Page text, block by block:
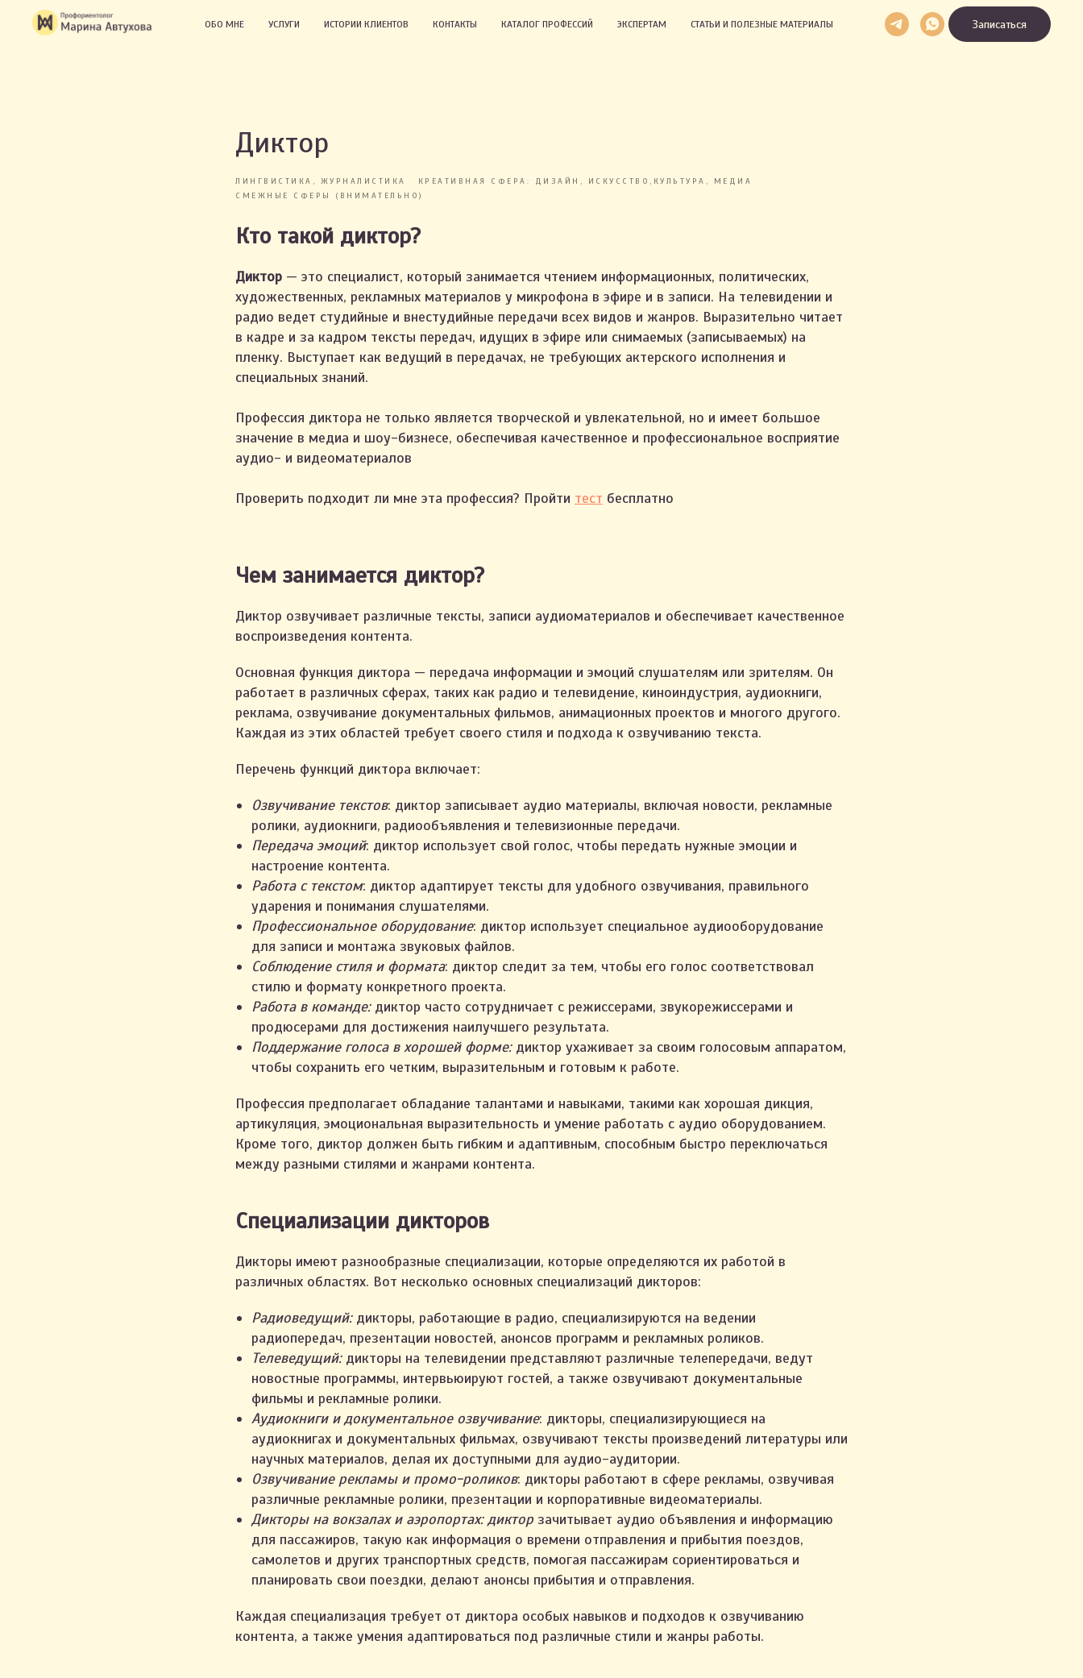
ОБО МНЕ УСЛУГИ ИСТОРИИ КЛИЕНТОВ КОНТАКТЫ КАТАЛОГ ПРОФЕССИЙ ЭКСПЕРТАМ СТАТЬИ И ПОЛЕЗНЫЕ МАТЕРИАЛЫ Записаться
Диктор
ЛИНГВИСТИКА, ЖУРНАЛИСТИКА
КРЕАТИВНАЯ СФЕРА: ДИЗАЙН, ИСКУССТВО,КУЛЬТУРА, МЕДИА
СМЕЖНЫЕ СФЕРЫ (ВНИМАТЕЛЬНО)
Кто такой диктор?
Диктор — это специалист, который занимается чтением информационных, политических,
художественных, рекламных материалов у микрофона в эфире и в записи. На телевидении и
радио ведет студийные и внестудийные передачи всех видов и жанров. Выразительно читает
в кадре и за кадром тексты передач, идущих в эфире или снимаемых (записываемых) на
пленку. Выступает как ведущий в передачах, не требующих актерского исполнения и
специальных знаний.
Профессия диктора не только является творческой и увлекательной, но и имеет большое
значение в медиа и шоу-бизнесе, обеспечивая качественное и профессиональное восприятие
аудио- и видеоматериалов
Проверить подходит ли мне эта профессия? Пройти тест бесплатно
Чем занимается диктор?
Диктор озвучивает различные тексты, записи аудиоматериалов и обеспечивает качественное
воспроизведения контента.
Основная функция диктора — передача информации и эмоций слушателям или зрителям. Он
работает в различных сферах, таких как радио и телевидение, киноиндустрия, аудиокниги,
реклама, озвучивание документальных фильмов, анимационных проектов и многого другого.
Каждая из этих областей требует своего стиля и подхода к озвучиванию текста.
Перечень функций диктора включает:
Озвучивание текстов: диктор записывает аудио материалы, включая новости, рекламные
ролики, аудиокниги, радиообъявления и телевизионные передачи.
Передача эмоций: диктор использует свой голос, чтобы передать нужные эмоции и
настроение контента.
Работа с текстом: диктор адаптирует тексты для удобного озвучивания, правильного
ударения и понимания слушателями.
Профессиональное оборудование: диктор использует специальное аудиооборудование
для записи и монтажа звуковых файлов.
Соблюдение стиля и формата: диктор следит за тем, чтобы его голос соответствовал
стилю и формату конкретного проекта.
Работа в команде: диктор часто сотрудничает с режиссерами, звукорежиссерами и
продюсерами для достижения наилучшего результата.
Поддержание голоса в хорошей форме:диктор ухаживает за своим голосовым аппаратом,
чтобы сохранить его четким, выразительным и готовым к работе.
Профессия предполагает обладание талантами и навыками, такими как хорошая дикция,
артикуляция, эмоциональная выразительность и умение работать с аудио оборудованием.
Кроме того, диктор должен быть гибким и адаптивным, способным быстро переключаться
между разными стилями и жанрами контента.
Специализации дикторов
Дикторы имеют разнообразные специализации, которые определяются их работой в
различных областях. Вот несколько основных специализаций дикторов:
Радиоведущий: дикторы, работающие в радио, специализируются на ведении
радиопередач, презентации новостей, анонсов программ и рекламных роликов.
Телеведущий:дикторы на телевидении представляют различные телепередачи, ведут
новостные программы, интервьюируют гостей, а также озвучивают документальные
фильмы и рекламные ролики.
Аудиокниги и документальное озвучивание: дикторы, специализирующиеся на
аудиокнигах и документальных фильмах, озвучивают тексты произведений литературы или
научных материалов, делая их доступными для аудио-аудитории.
Озвучивание рекламы и промо-роликов: дикторы работают в сфере рекламы, озвучивая
различные рекламные ролики, презентации и корпоративные видеоматериалы.
Дикторы на вокзалах и аэропортах: диктор зачитывает аудио объявления и информацию
для пассажиров, такую как информация о времени отправления и прибытия поездов,
самолетов и других транспортных средств, помогая пассажирам сориентироваться и
планировать свои поездки, делают анонсы прибытия и отправления.
Каждая специализация требует от диктора особых навыков и подходов к озвучиванию
контента, а также умения адаптироваться под различные стили и жанры работы.